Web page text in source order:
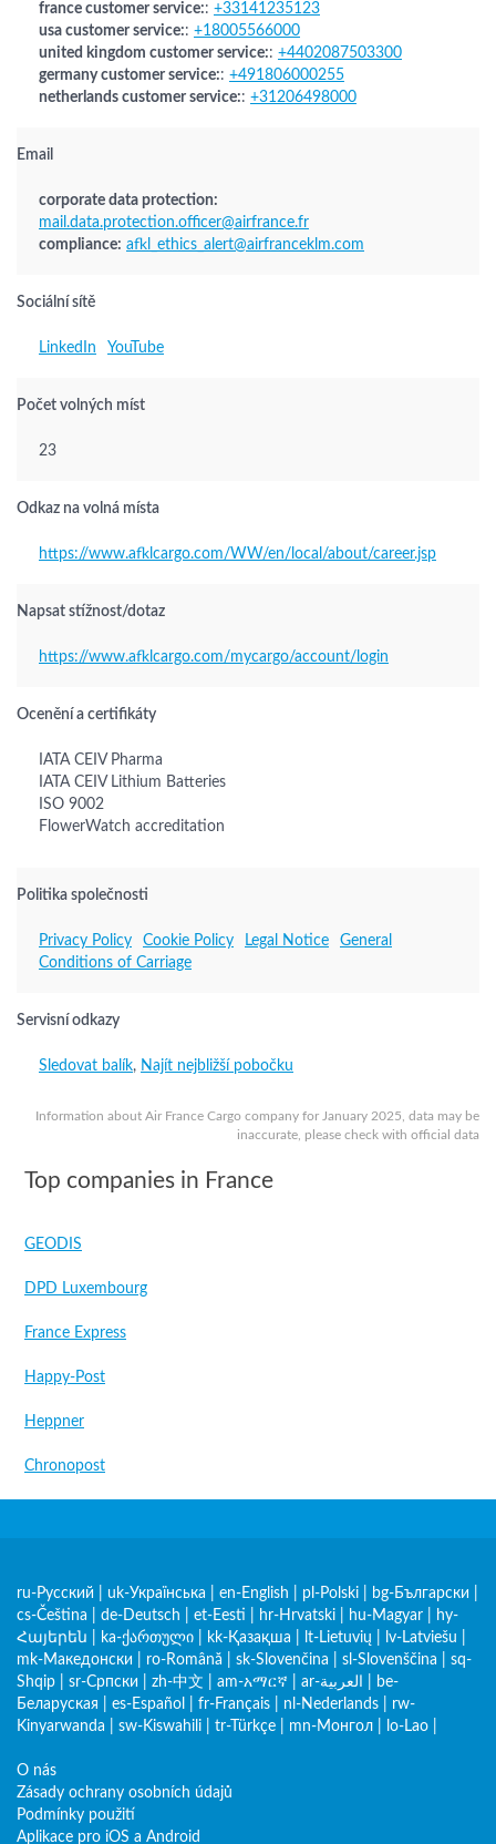
Information about Air France Cargo company for January 2025, data may be
inaccurate, please check with official data
france customer service:: +33141235123
usa customer service:: +18005566000
united kingdom customer service:: +4402087503300
germany customer service:: +491806000255
netherlands customer service:: +31206498000
Email
corporate data protection:
mail.data.protection.officer@airfrance.fr
compliance: afkl_ethics_alert@airfranceklm.com
Sociální sítě
LinkedIn YouTube
Počet volných míst
23
Odkaz na volná místa
https://www.afklcargo.com/WW/en/local/about/career.jsp
Napsat stížnost/dotaz
https://www.afklcargo.com/mycargo/account/login
Ocenění a certifikáty
IATA CEIV Pharma
IATA CEIV Lithium Batteries
ISO 9002
FlowerWatch accreditation
Politika společnosti
Privacy Policy Cookie Policy Legal Notice
General
Conditions of Carriage
Servisní odkazy
Sledovat balík, Najít nejbližší pobočku
Top companies in France
GEODIS
DPD Luxembourg
France Express
Happy-Post
Heppner
Chronopost
ru-Русский uk-Українська en-English pl-Polski bg-Български
cs-Čeština
de-Deutsch et-Eesti hr-Hrvatski hu-Magyar
hy-
Հայերեն
ka-ქართული kk-Қазақша lt-Lietuvių lv-Latviešu
mk-Македонски
ro-Română sk-Slovenčina sl-Slovenščina
sq-
Shqip
sr-Српски zh-中文 am-አማርኛ ar-العربية
be-
Беларуская
es-Español fr-Français nl-Nederlands
rw-
Kinyarwanda
sw-Kiswahili tr-Türkçe mn-Монгол lo-Lao
O nás
Zásady ochrany osobních údajů
Podmínky použití
Aplikace pro iOS a Android